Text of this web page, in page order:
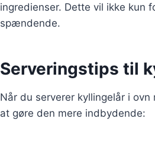
ingredienser. Dette vil ikke kun
spændende.
Serveringstips til
Når du serverer kyllingelår i
at gøre den mere indbydende: